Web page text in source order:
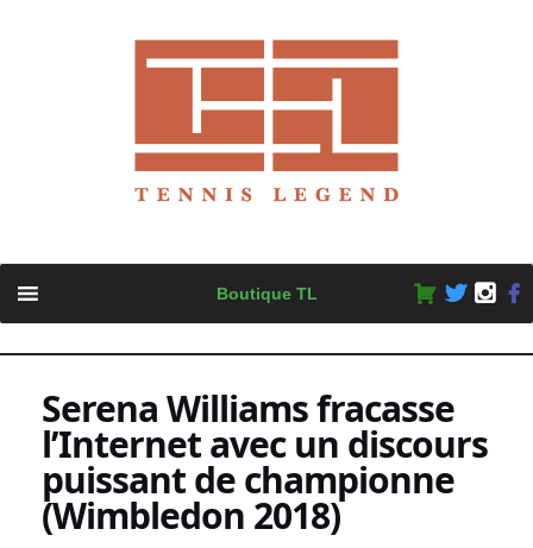
content
Boutique TL
Serena Williams fracasse
l’Internet avec un discours
puissant de championne
(Wimbledon 2018)